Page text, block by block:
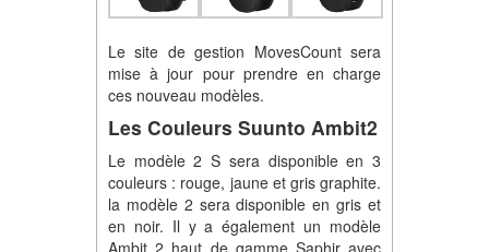
Le site de gestion MovesCount sera
mise à jour pour prendre en charge
ces nouveau modèles.
Les Couleurs Suunto Ambit2
Le modèle 2 S sera disponible en 3
couleurs : rouge, jaune et gris graphite.
la modèle 2 sera disponible en gris et
en noir. Il y a également un modèle